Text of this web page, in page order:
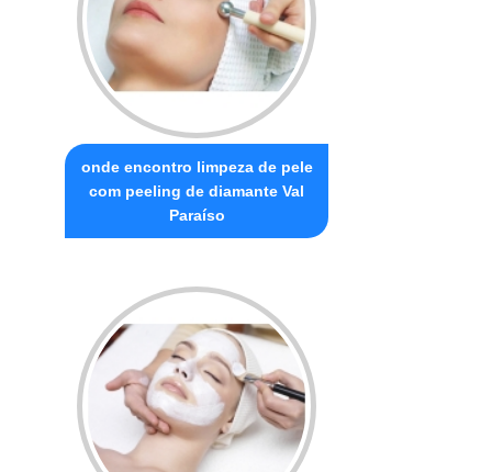
onde encontro limpeza de pele
com peeling de diamante Val
Paraíso